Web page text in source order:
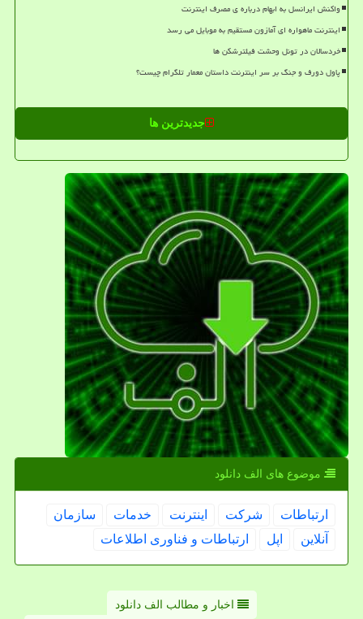
واکنش ایرانسل به ابهام درباره ی مصرف اینترنت
اینترنت ماهواره ای آمازون مستقیم به موبایل می رسد
خردسالان در تونل وحشت فیلترشکن ها
پاول دورف و جنگ بر سر اینترنت داستان معمار تلگرام چیست؟
جدیدترین ها
موضوع های الف دانلود
ارتباطات شركت اینترنت خدمات
سازمان
آنلاین
اپل ارتباطات و فناوری اطلاعات
اخبار و مطالب الف دانلود